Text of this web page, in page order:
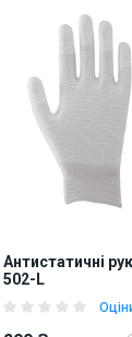
Антистатичні
502-L